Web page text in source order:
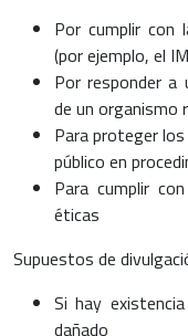
Por cumplir con
(por ejemplo, el
Por responder
de un organismo
Para proteger
público en
Para cumplir
éticas
Supuestos de
Si hay
dañado